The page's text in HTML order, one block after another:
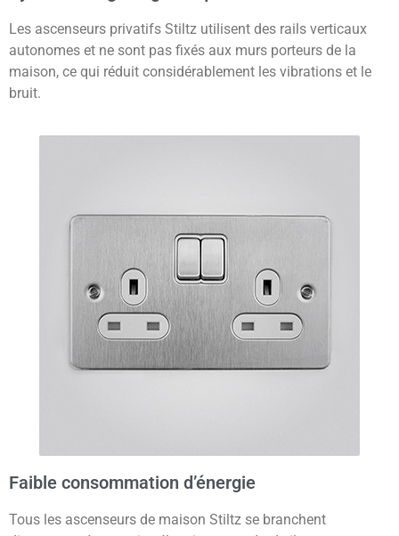
Les ascenseurs privatifs Stiltz utilisent des rails verticaux
autonomes et ne sont pas fixés aux murs porteurs de la
maison, ce qui réduit considérablement les vibrations et le
bruit.
Faible consommation d’énergie
Tous les ascenseurs de maison Stiltz se branchent